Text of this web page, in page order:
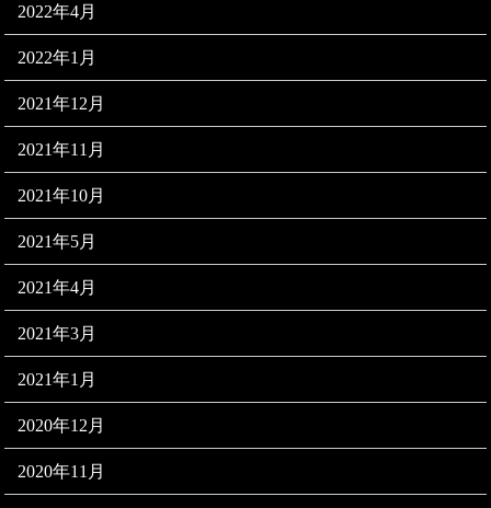
2022年4月
2022年1月
2021年12月
2021年11月
2021年10月
2021年5月
2021年4月
2021年3月
2021年1月
2020年12月
2020年11月